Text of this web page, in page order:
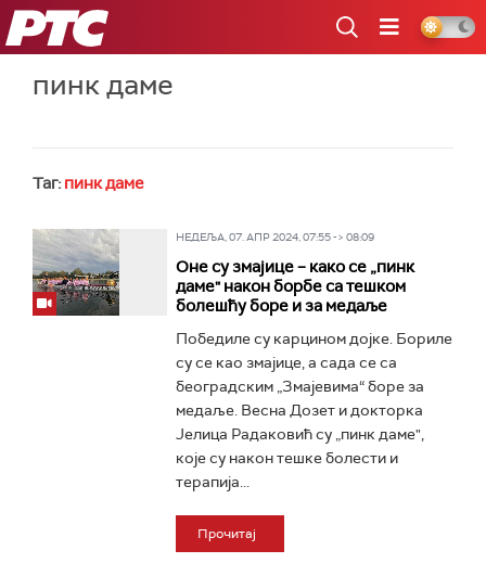
РТС
пинк даме
Таг: пинк даме
НЕДЕЉА, 07. АПР 2024, 07:55 -> 08:09
Оне су змајице – како се „пинк
даме" након борбе са тешком
болешћу боре и за медаље
Победиле су карцином дојке. Бориле
су се као змајице, а сада се са
београдским „Змајевима“ боре за
медаље. Весна Дозет и докторка
Јелица Радаковић су „пинк даме",
које су након тешке болести и
терапија...
Прочитај